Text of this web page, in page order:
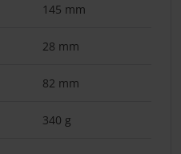
145 mm
28 mm
82 mm
340 g